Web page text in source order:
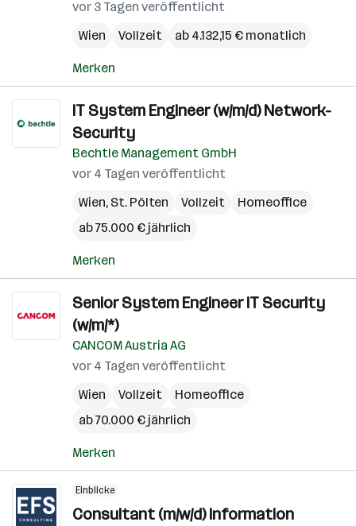
vor 3 Tagen veröffentlicht
Wien
Vollzeit ab 4.132,15 € monatlich
Merken
IT System Engineer (w/m/d) Network-
Security
Bechtle Management GmbH
vor 4 Tagen veröffentlicht
Wien, St. Pölten Vollzeit
Homeoffice
ab 75.000 € jährlich
Merken
Senior System Engineer IT Security
(w/m/*)
CANCOM Austria AG
vor 4 Tagen veröffentlicht
Wien
Vollzeit
Homeoffice
ab 70.000 € jährlich
Merken
Einblicke
Consultant (m/w/d) Information